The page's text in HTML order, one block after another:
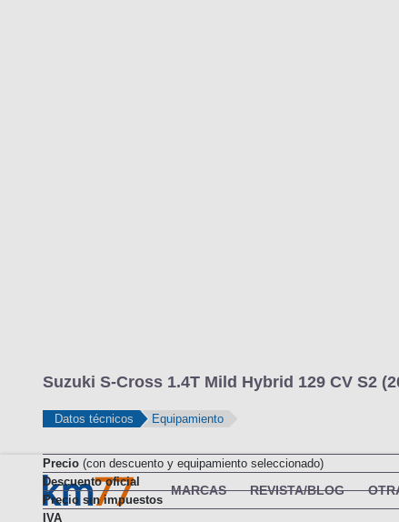
MARCAS REVISTA/BLOG
Suzuki S-Cross 1.4T Mild Hybrid 129 CV S2
Precio(con descuento y equipamiento seleccionado)
Descuento oficial
Precio sin impuestos